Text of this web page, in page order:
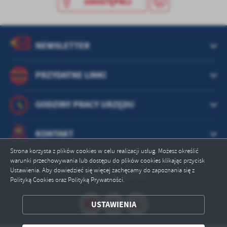
Strona korzysta z plików cookies w celu realizacji usług. Możesz określić
warunki przechowywania lub dostępu do plików cookies klikając przycisk
Ustawienia. Aby dowiedzieć się więcej zachęcamy do zapoznania się z
Polityką Cookies oraz Polityką Prywatności.
USTAWIENIA
treści w postaci wiadomości, ofert, komunikatów mediów
ZAPISZ WYBRANE
PRZYDATNE LINKI
NEWSLETTER
GODZINY PRACY URZĘDU
KONTAKT
Odwiedzin: 315759